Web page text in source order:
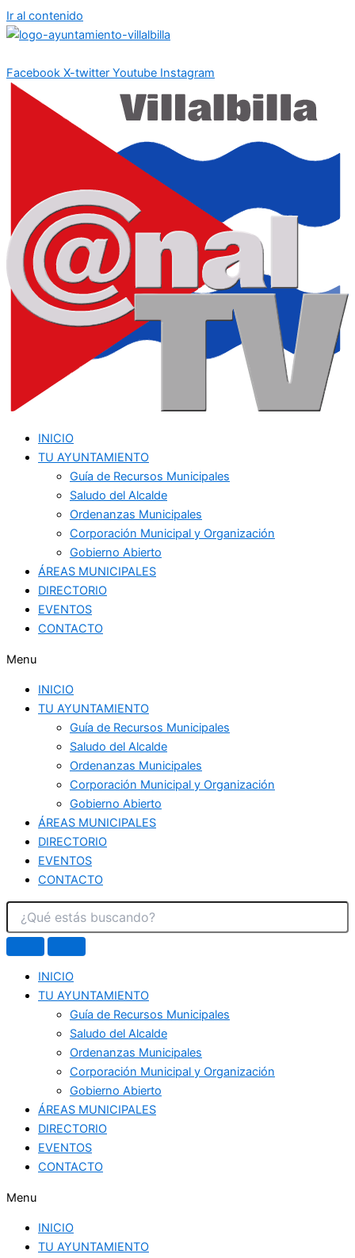
Ir al contenido
Facebook X-twitter Youtube Instagram
INICIO
TU AYUNTAMIENTO
Guía de Recursos Municipales
Saludo del Alcalde
Ordenanzas Municipales
Corporación Municipal y Organización
Gobierno Abierto
ÁREAS MUNICIPALES
DIRECTORIO
EVENTOS
CONTACTO
Menu
INICIO
TU AYUNTAMIENTO
Guía de Recursos Municipales
Saludo del Alcalde
Ordenanzas Municipales
Corporación Municipal y Organización
Gobierno Abierto
ÁREAS MUNICIPALES
DIRECTORIO
EVENTOS
CONTACTO
INICIO
TU AYUNTAMIENTO
Guía de Recursos Municipales
Saludo del Alcalde
Ordenanzas Municipales
Corporación Municipal y Organización
Gobierno Abierto
ÁREAS MUNICIPALES
DIRECTORIO
EVENTOS
CONTACTO
Menu
INICIO
TU AYUNTAMIENTO